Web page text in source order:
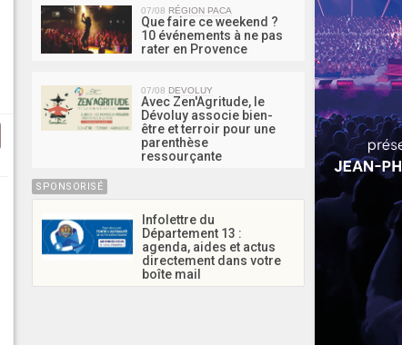
07/08 RÉGION PACA
Que faire ce weekend ?
10 événements à ne pas
rater en Provence
07/08 DEVOLUY
Avec Zen'Agritude, le
Dévoluy associe bien-
être et terroir pour une
parenthèse
ressourçante
SPONSORISÉ
Infolettre du
Département 13 :
agenda, aides et actus
directement dans votre
boîte mail